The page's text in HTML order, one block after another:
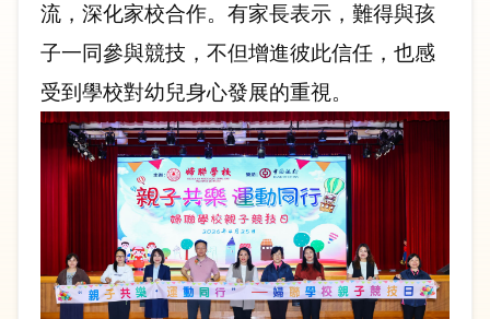
流，深化家校合作。有家長表示，難得與孩
子一同參與競技，不但增進彼此信任，也感
受到學校對幼兒身心發展的重視。